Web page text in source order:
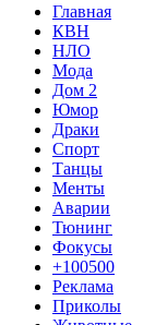
Главная
КВН
НЛО
Мода
Дом 2
Юмор
Драки
Спорт
Танцы
Менты
Аварии
Тюнинг
Фокусы
+100500
Реклама
Приколы